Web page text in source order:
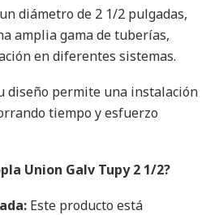
diámetro de 2 1/2 pulgadas,
amplia gama de tuberías,
en diferentes sistemas.
diseño permite una instalación
tiempo y esfuerzo
Union Galv Tupy 2 1/2?
Este producto está